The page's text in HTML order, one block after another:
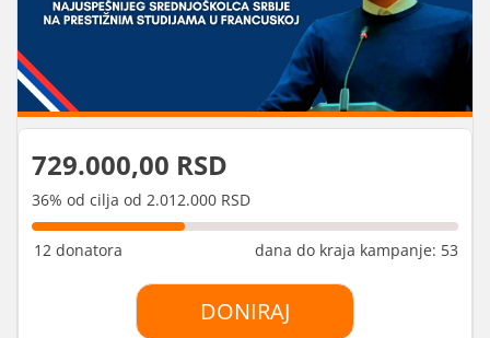
729.000,00 RSD
36% od cilja od 2.012.000 RSD
12 donatora dana do kraja kampanje: 53
DONIRAJ